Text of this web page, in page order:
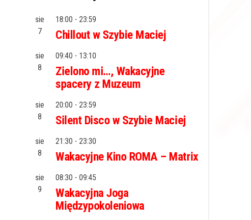
sie
7
18:00 - 23:59
Chillout w Szybie Maciej
sie
8
09:40 - 13:10
Zielono mi…, Wakacyjne
spacery z Muzeum
sie
8
20:00 - 23:59
Silent Disco w Szybie Maciej
sie
8
21:30 - 23:30
Wakacyjne Kino ROMA – Matrix
sie
9
08:30 - 09:45
Wakacyjna Joga
Międzypokoleniowa